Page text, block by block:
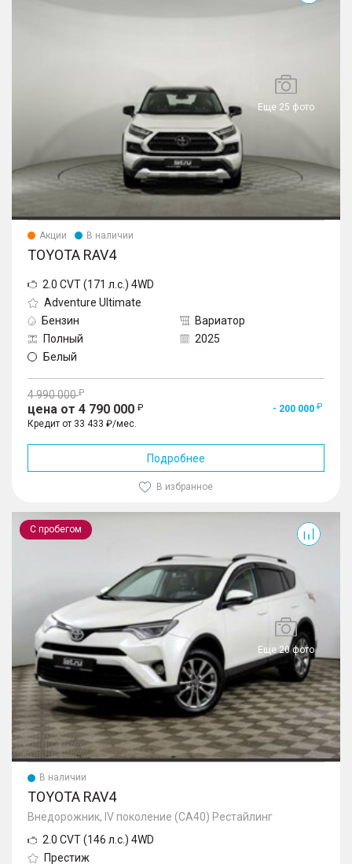
Еще 25 фото
Акции В наличии
TOYOTA RAV4
2.0 CVT (171 л.с.) 4WD
Adventure Ultimate
Бензин
Вариатор
Полный
2025
Белый
4 990 000
цена от 4 790 000
- 200 000
Кредит от 33 433 ₽/мес.
Подробнее
В избранное
С пробегом
Еще 20 фото
RAV4
В наличии
TOYOTA RAV4
Внедорожник, IV поколение (CA40) Рестайлинг
2.0 CVT (146 л.с.) 4WD
Престиж